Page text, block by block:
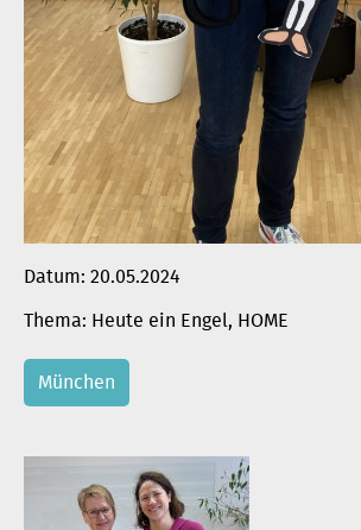
Datum: 20.05.2024
Heute ein Engel , HOME
München